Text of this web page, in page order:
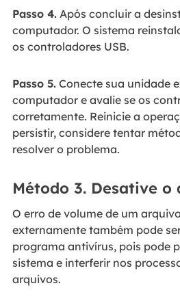
Passo 4.Após concluir a
computador. O sistema
os controladores USB.
Passo 5.Conecte sua unidade
computador e avalie se os
corretamente. Reinicie a
persistir, considere tentar
resolver o problema.
Método 3. Desative o
O erro de volume de um
externamente também pode
programa antivírus, pois pode
sistema e interferir nos
arquivos.